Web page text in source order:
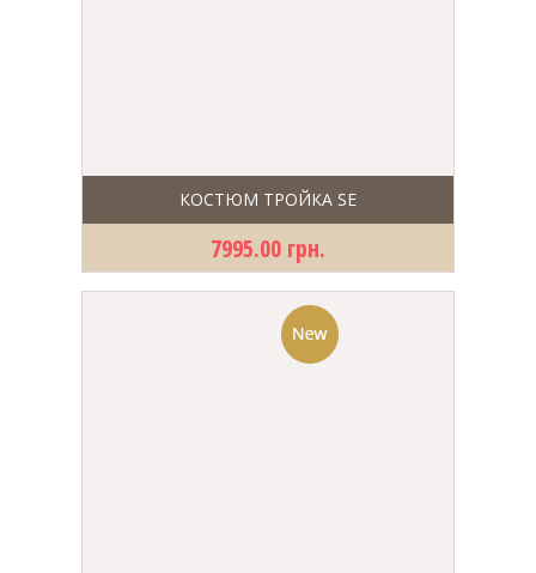
КОСТЮМ ТРОЙКА SE
7995.00 грн.